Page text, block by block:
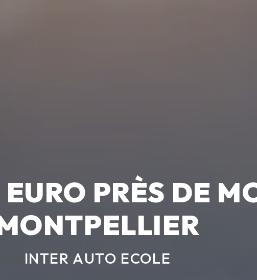
EURO PRÈS DE
INTER AUTO ECOLE